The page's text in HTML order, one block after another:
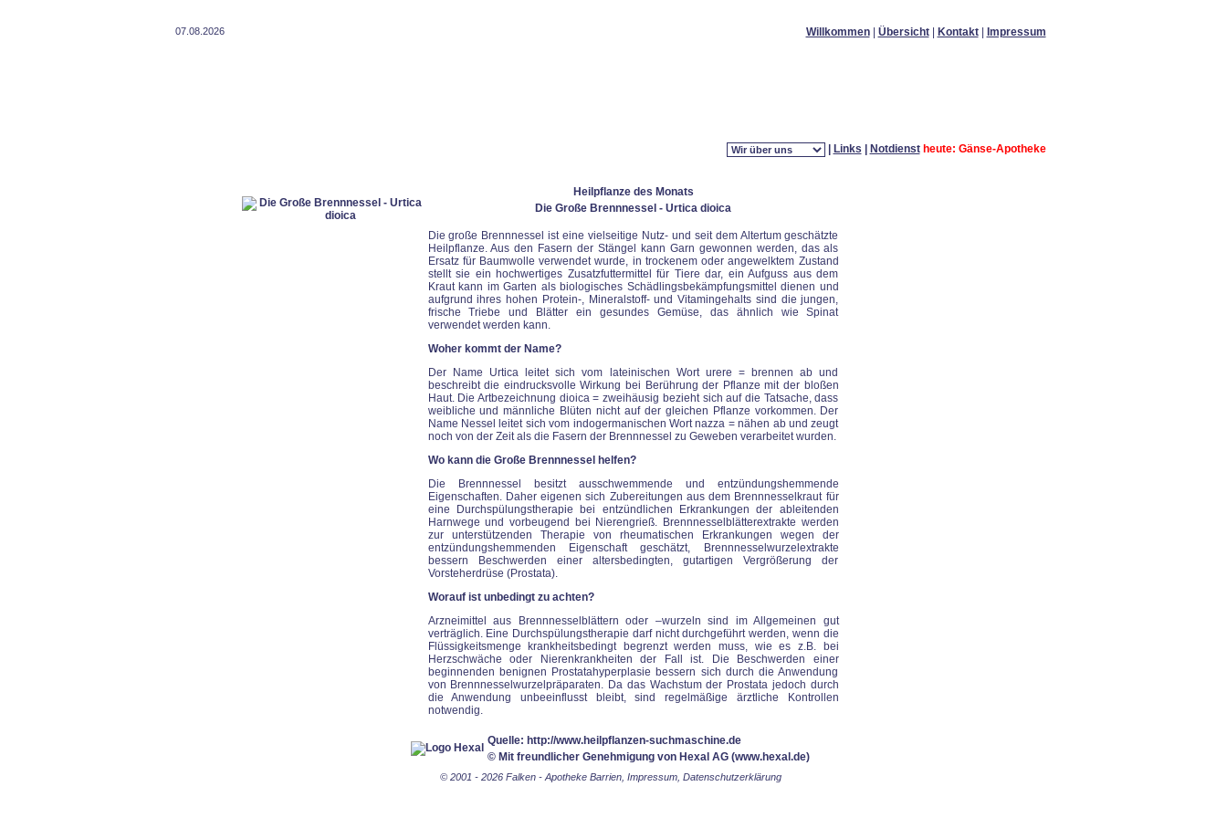
07.08.2026 Willkommen| Übersicht| Kontakt| Impressum
Links Notdienst heute: Gänse-Apotheke
Heilpflanze des Monats
Die Große Brennnessel - Urtica dioica
Die große Brennnessel ist eine vielseitige Nutz- und seit dem Altertum geschätzte
Heilpflanze. Aus den Fasern der Stängel kann Garn gewonnen werden, das als
Ersatz für Baumwolle verwendet wurde, in trockenem oder angewelktem Zustand
stellt sie ein hochwertiges Zusatzfuttermittel für Tiere dar, ein Aufguss aus dem
Kraut kann im Garten als biologisches Schädlingsbekämpfungsmittel dienen und
aufgrund ihres hohen Protein-, Mineralstoff- und Vitamingehalts sind die jungen,
frische Triebe und Blätter ein gesundes Gemüse, das ähnlich wie Spinat
verwendet werden kann.
Woher kommt der Name?
Der Name Urtica leitet sich vom lateinischen Wort urere = brennen ab und
beschreibt die eindrucksvolle Wirkung bei Berührung der Pflanze mit der bloßen
Haut. Die Artbezeichnung dioica = zweihäusig bezieht sich auf die Tatsache, dass
weibliche und männliche Blüten nicht auf der gleichen Pflanze vorkommen. Der
Name Nessel leitet sich vom indogermanischen Wort nazza = nähen ab und zeugt
noch von der Zeit als die Fasern der Brennnessel zu Geweben verarbeitet wurden.
Wo kann die Große Brennnessel helfen?
Die Brennnessel besitzt ausschwemmende und entzündungshemmende
Eigenschaften. Daher eigenen sich Zubereitungen aus dem Brennnesselkraut für
eine Durchspülungstherapie bei entzündlichen Erkrankungen der ableitenden
Harnwege und vorbeugend bei Nierengrieß. Brennnesselblätterextrakte werden
zur unterstützenden Therapie von rheumatischen Erkrankungen wegen der
entzündungshemmenden Eigenschaft geschätzt, Brennnesselwurzelextrakte
bessern Beschwerden einer altersbedingten, gutartigen Vergrößerung der
Vorsteherdrüse (Prostata).
Worauf ist unbedingt zu achten?
Arzneimittel aus Brennnesselblättern oder –wurzeln sind im Allgemeinen gut
verträglich. Eine Durchspülungstherapie darf nicht durchgeführt werden, wenn die
Flüssigkeitsmenge krankheitsbedingt begrenzt werden muss, wie es z.B. bei
Herzschwäche oder Nierenkrankheiten der Fall ist. Die Beschwerden einer
beginnenden benignen Prostatahyperplasie bessern sich durch die Anwendung
von Brennnesselwurzelpräparaten. Da das Wachstum der Prostata jedoch durch
die Anwendung unbeeinflusst bleibt, sind regelmäßige ärztliche Kontrollen
notwendig.
Quelle: http://www.heilpflanzen-suchmaschine.de
© Mit freundlicher Genehmigung von Hexal AG (www.hexal.de)
© 2001 - 2026 Falken - Apotheke Barrien, Impressum, Datenschutzerklärung